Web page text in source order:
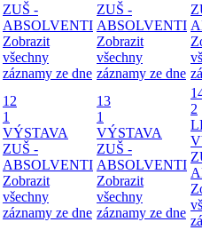
ZUŠ -
ABSOLVENTI
Zobrazit
všechny
záznamy ze dne
ZUŠ -
ABSOLVENTI
Zobrazit
všechny
záznamy ze dne
12
1
VÝSTAVA
ZUŠ -
ABSOLVENTI
Zobrazit
všechny
záznamy ze dne
13
1
VÝSTAVA
ZUŠ -
ABSOLVENTI
Zobrazit
všechny
záznamy ze dne
2